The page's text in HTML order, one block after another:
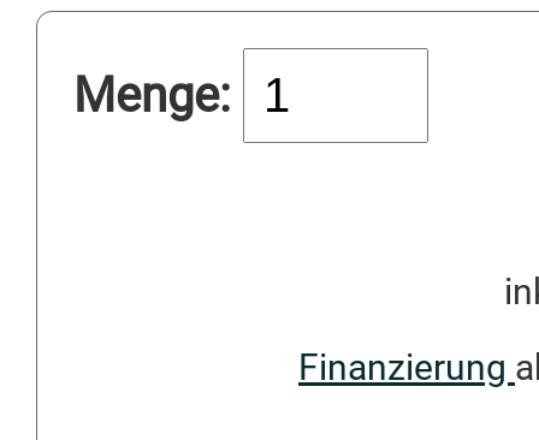
Menge:
Finanzierung